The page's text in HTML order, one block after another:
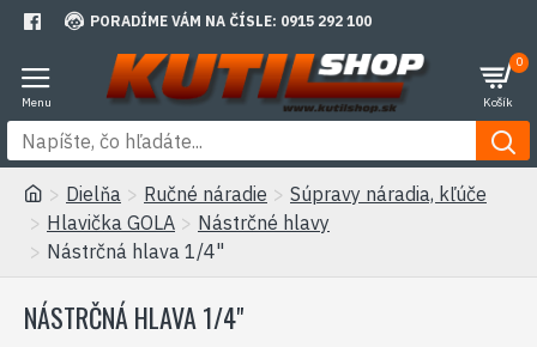
PORADÍME VÁM NA ČÍSLE: 0915 292 100
0
Dielňa Ručné náradie
Súpravy náradia, kľúče
Hlavička GOLA
Nástrčné hlavy
Nástrčná hlava 1/4"
NÁSTRČNÁ HLAVA 1/4"